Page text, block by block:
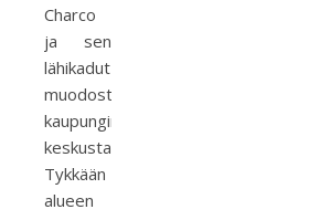
Charco
ja sen
lähikadut
muodostavat
kaupungin
keskustan.
Tykkään
alueen